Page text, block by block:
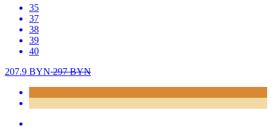
35
37
38
39
40
207.9 BYN297BYN